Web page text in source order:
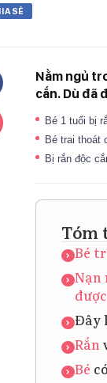
SẺ
Nằm ngủ
cắn. Dù đã
Bé 1 tuổi bị
Bé trai thoát
Bị rắn độc
Tóm
Bé
Nạn
được
Đây
Rắn
Bé